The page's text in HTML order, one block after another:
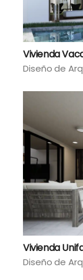
Vivienda
Diseño de
Vivienda
Diseño de